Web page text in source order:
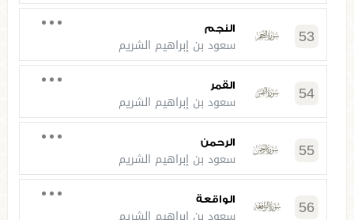
53 النجم
سعود بن إبراهيم الشريم
54 القمر
سعود بن إبراهيم الشريم
55 الرحمن
سعود بن إبراهيم الشريم
56 الواقعة